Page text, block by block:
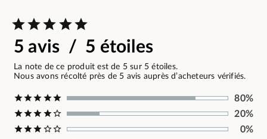
5 avis / 5 étoiles
La note de ce produit est de 5 sur 5 étoiles.
Nous avons récolté près de 5 avis auprès d’acheteurs vérifiés.
80%
20%
0%